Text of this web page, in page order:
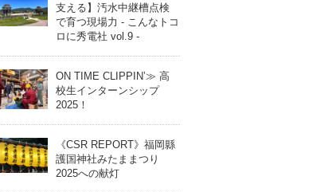
支える】汚水中継槽点検
で育つ現場力 - こんなトコ
ロに秀電社 vol.9 -
ON TIME CLIPPIN’≫ 高
校生インターンシップ
2025！
《CSR REPORT》福岡縣
護国神社みたままつり
2025への献灯